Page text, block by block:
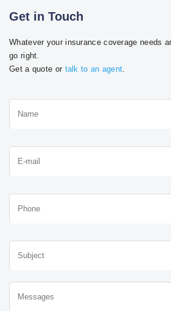
Get in Touch
Whatever your insurance coverage needs
go right.
Get a quote or talk to an agent.